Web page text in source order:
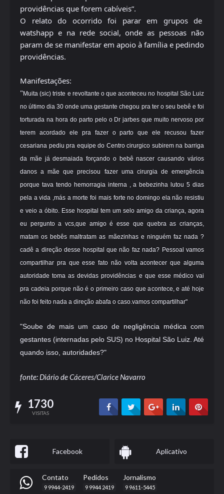
providências que forem cabíveis”.
O relato do ocorrido foi parar em grupos de
watshapp e na rede social, onde as pessoas não
param de se manifestar em apoio à família e pedindo
providências.
Manifestações:
" Muita (sic) triste e revoltante o que aconteceu no hospital São Luiz
no último dia 30 onde uma gestante chegou pra ter o seu bebê e foi
torturada na hora do parto pelo o Dr jarbes que muito nervoso por
terem acordado ele pra fazer o parto que ele recusou fazer
cesariana pediu pra equipe do Centro cirurgico subirem na barriga
da mãe já desmaiada forçando o bebê nascer causando vários
danos a mãe que precisou fazer uma cirurgia de emergência
porque tava tendo hemorragia interna , a bebezinha lutou 5 dias
pela a vida ,más a morte foi mais forte no domingo ela não resistiu
e veio a óbito. Esse hospital tem um selo amigo da criança, agora
eu pergunto a vcs,que amigo é esse que quebra as crianças,
matam os bebês maltratam as mãezinhas e ninguém faz nada ?
cadê a direção desse hospital que não faz nada? Pessoal vamos
compartilhar pra que esse fato não volta acontecer que alguma
autoridade toma as devidas providências e que esse médico vai
pra cadeia porque não é o primeiro caso que acontece, e até hoje
não foi feito nada a direção abafa o caso.vamos compartilhar"
"Soube de mais um caso de negligência médica com
gestantes (internadas pelo SUS) no Hospital São Luiz. Até
quando isso, autoridades?"
fonte: Diário de Cáceres/Clarice Navarro
1730
VISITAS
Facebook Aplicativo
Contato
9 9944-2419
Pedidos
9 9944 2419
Jornalismo
9 9611-5445